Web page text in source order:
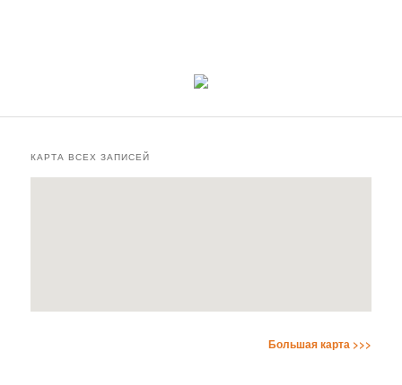
КАРТА ВСЕХ ЗАПИСЕЙ
Большая карта >>>